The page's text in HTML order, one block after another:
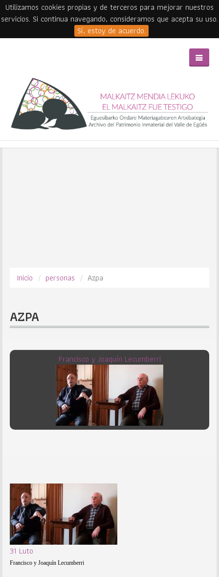
Utilizamos cookies propias y de terceros para mejorar nuestros
servicios. Si continua navegando, consideramos que acepta su uso.
Sí, estoy de acuerdo.
Inicio personas Azpa
AZPA
Francisco y Joaquín Lecumberri
31 Luto
Francisco y Joaquín Lecumberri